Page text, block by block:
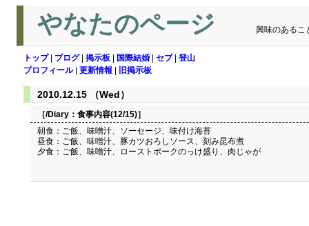
やなたのページ 興味のあるこ
トップ| ブログ| 掲示板 国際結婚 セブ| 登山
プロフィール| 更新情報 旧掲示板
2010.12.15 （Wed）
［/Diary： 食事内容(12/15)］
朝食：ご飯、味噌汁、ソーセージ、味付け海苔
昼食：ご飯、味噌汁、豚カツおろしソース、刻み昆布煮
夕食：ご飯、味噌汁、ローストポークのっけ盛り、肉じゃが